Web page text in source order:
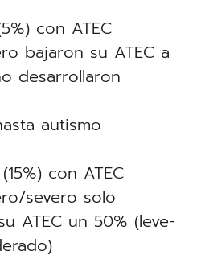
con ATEC
bajaron su ATEC a
desarrollaron
autismo
con ATEC
severo solo
ATEC un 50% (leve-